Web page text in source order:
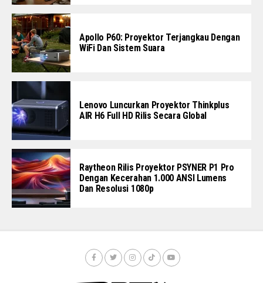
Apollo P60: Proyektor Terjangkau Dengan
WiFi Dan Sistem Suara
Lenovo Luncurkan Proyektor Thinkplus
AIR H6 Full HD Rilis Secara Global
Raytheon Rilis Proyektor PSYNER P1 Pro
Dengan Kecerahan 1.000 ANSI Lumens
Dan Resolusi 1080p